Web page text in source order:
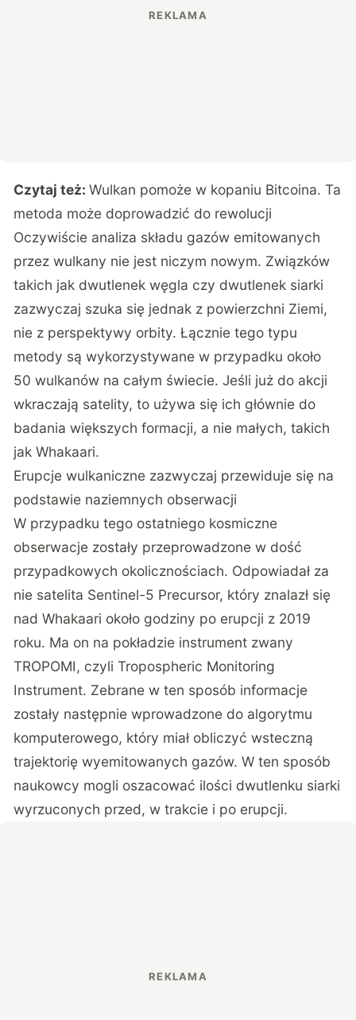
Czytaj też:Wulkan pomoże w kopaniu Bitcoina. Ta
metoda może doprowadzić do rewolucji
Oczywiście analiza składu gazów emitowanych
przez wulkany nie jest niczym nowym. Związków
takich jak dwutlenek węgla czy dwutlenek siarki
zazwyczaj szuka się jednak z powierzchni Ziemi,
nie z perspektywy orbity. Łącznie tego typu
metody są wykorzystywane w przypadku około
50 wulkanów na całym świecie. Jeśli już do akcji
wkraczają satelity, to używa się ich głównie do
badania większych formacji, a nie małych, takich
jak Whakaari.
Erupcje wulkaniczne zazwyczaj przewiduje się na
podstawie naziemnych obserwacji
W przypadku tego ostatniego kosmiczne
obserwacje zostały przeprowadzone w dość
przypadkowych okolicznościach. Odpowiadał za
nie satelita Sentinel-5 Precursor, który znalazł się
nad Whakaari około godziny po erupcji z 2019
roku. Ma on na pokładzie instrument zwany
TROPOMI, czyli Tropospheric Monitoring
Instrument. Zebrane w ten sposób informacje
zostały następnie wprowadzone do algorytmu
komputerowego, który miał obliczyć wsteczną
trajektorię wyemitowanych gazów. W ten sposób
naukowcy mogli oszacować ilości dwutlenku siarki
wyrzuconych przed, w trakcie i po erupcji.